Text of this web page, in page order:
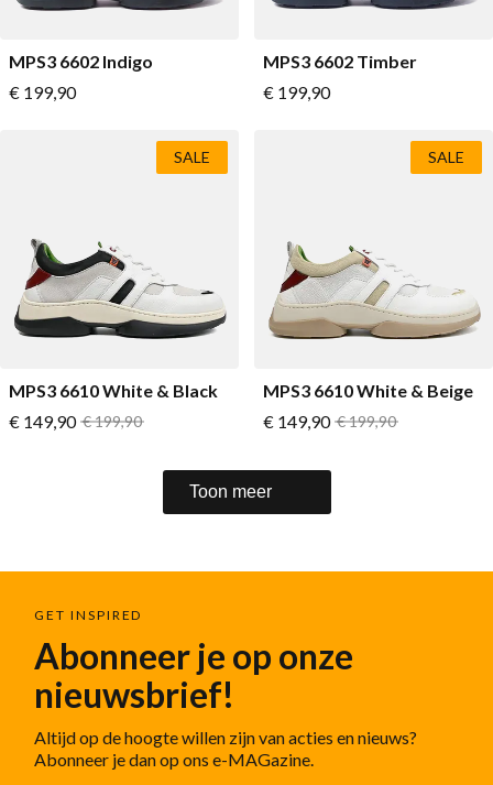
MPS3 6602 Indigo
Vanaf
€ 199,90
MPS3 6602 Timber
Vanaf
€ 199,90
MPS3 6610 White & Black
Vanaf
€ 149,90 Normale prijs
€ 199,90
SALE
MPS3 6610 White & Beige
Vanaf
€ 149,90 Normale prijs
€ 199,90
SALE
Toon meer
GET INSPIRED
Abonneer je op onze
nieuwsbrief!
Altijd op de hoogte willen zijn van acties en nieuws?
Abonneer je dan op ons e-MAGazine.